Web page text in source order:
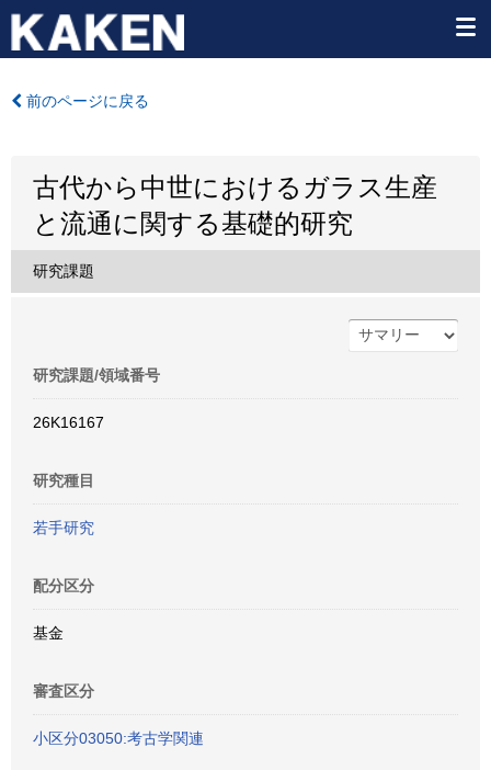
前のページに戻る
古代から中世におけるガラス生産
と流通に関する基礎的研究
研究課題
研究課題/領域番号
26K16167
研究種目
若手研究
配分区分
基金
審査区分
小区分03050:考古学関連